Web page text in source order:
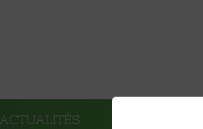
ACTUALITÉS